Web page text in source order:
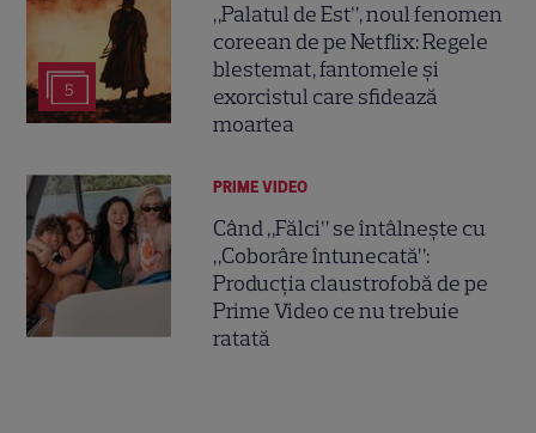
5
„Palatul de Est”, noul fenomen
coreean de pe Netflix: Regele
blestemat, fantomele și
exorcistul care sfidează
moartea
PRIME VIDEO
Când „Fălci” se întâlnește cu
„Coborâre întunecată”:
Producția claustrofobă de pe
Prime Video ce nu trebuie
ratată